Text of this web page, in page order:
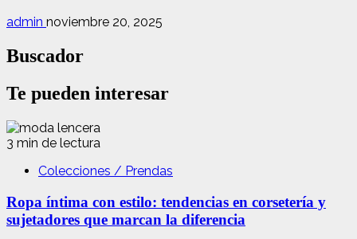
admin noviembre 20, 2025
Buscador
Te pueden interesar
3 min de lectura
Colecciones / Prendas
Ropa íntima con estilo: tendencias en corsetería y
sujetadores que marcan la diferencia